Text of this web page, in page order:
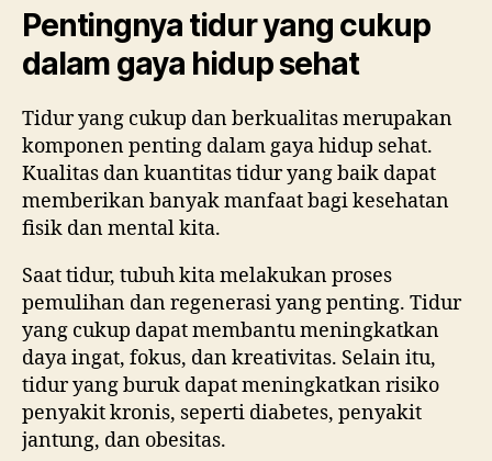
Pentingnya tidur yang cukup
dalam gaya hidup sehat
Tidur yang cukup dan berkualitas merupakan
komponen penting dalam gaya hidup sehat.
Kualitas dan kuantitas tidur yang baik dapat
memberikan banyak manfaat bagi kesehatan
fisik dan mental kita.
Saat tidur, tubuh kita melakukan proses
pemulihan dan regenerasi yang penting. Tidur
yang cukup dapat membantu meningkatkan
daya ingat, fokus, dan kreativitas. Selain itu,
tidur yang buruk dapat meningkatkan risiko
penyakit kronis, seperti diabetes, penyakit
jantung, dan obesitas.